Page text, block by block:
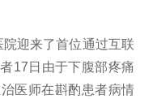
迎来了首位通过互联
17日由于下腹部疼痛
医师在斟酌患者病情